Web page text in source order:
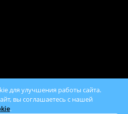
— продажа отопительного
для улучшения работы сайта.
вы соглашаетесь с нашей
.